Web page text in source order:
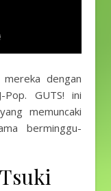
dengan
GUTS! ini
memuncaki
berminggu-